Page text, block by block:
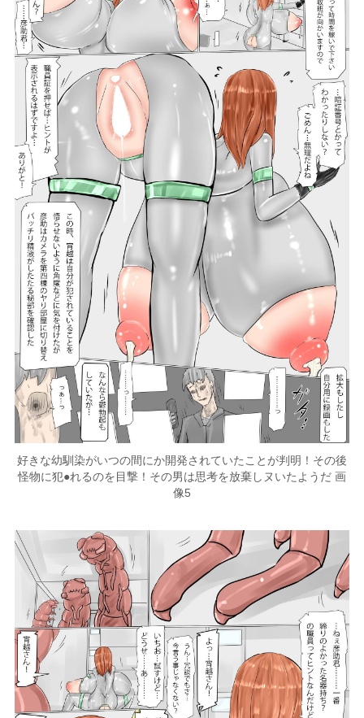
好きな幼馴染がいつの間にか開発されていたことが判明！その後
怪物に犯●れるのを目撃！その男は思考を放棄しヌいたようだ 画
像5